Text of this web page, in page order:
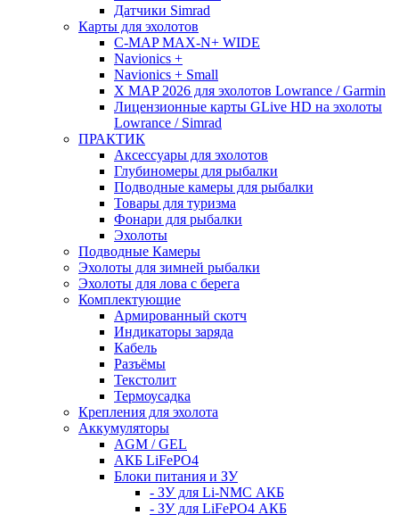
Датчики Simrad
Карты для эхолотов
C-MAP MAX-N+ WIDE
Navionics +
Navionics + Small
X MAP 2026 для эхолотов Lowrance / Garmin
Лицензионные карты GLive HD на эхолоты
Lowrance / Simrad
ПРАКТИК
Аксессуары для эхолотов
Глубиномеры для рыбалки
Подводные камеры для рыбалки
Товары для туризма
Фонари для рыбалки
Эхолоты
Подводные Камеры
Эхолоты для зимней рыбалки
Эхолоты для лова с берега
Комплектующие
Армированный скотч
Индикаторы заряда
Кабель
Разъёмы
Текстолит
Термоусадка
Крепления для эхолота
Аккумуляторы
AGM / GEL
АКБ LiFePO4
Блоки питания и ЗУ
- ЗУ для Li-NMC АКБ
- ЗУ для LiFePO4 АКБ